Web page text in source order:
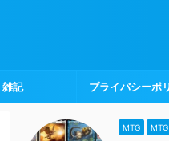
雑記 プライバシーポ
MTG